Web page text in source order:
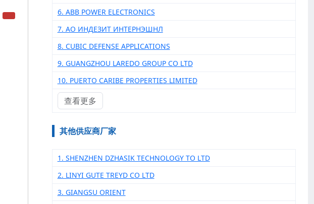
6. ABB POWER ELECTRONICS
7. АО ИНДЕЗИТ ИНТЕРНЭШНЛ
8. CUBIC DEFENSE APPLICATIONS
9. GUANGZHOU LAREDO GROUP CO LTD
10. PUERTO CARIBE PROPERTIES LIMITED
查看更多
其他供应商厂家
1. SHENZHEN DZHASIK TECHNOLOGY TO LTD
2. LINYI GUTE TREYD CO LTD
3. GIANGSU ORIENT